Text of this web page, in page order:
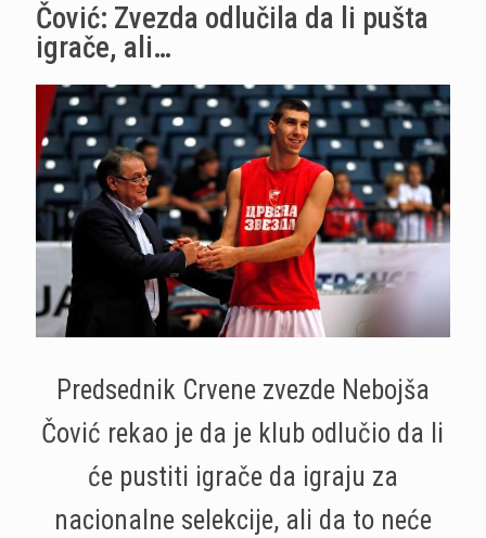
Čović: Zvezda odlučila da li pušta
igrače, ali…
Predsednik Crvene zvezde Nebojša
Čović rekao je da je klub odlučio da li
će pustiti igrače da igraju za
nacionalne selekcije, ali da to neće